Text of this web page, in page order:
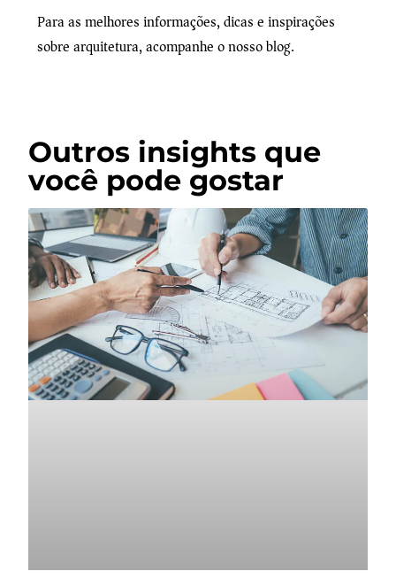
Para as melhores informações, dicas e inspirações
sobre arquitetura, acompanhe o nosso blog.
Outros insights que
você pode gostar